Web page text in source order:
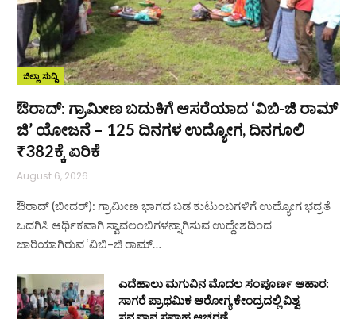
ಜಿಲ್ಲಾ ಸುದ್ದಿ
ಔರಾದ್: ಗ್ರಾಮೀಣ ಬದುಕಿಗೆ ಆಸರೆಯಾದ ‘ವಿಬಿ-ಜಿ ರಾಮ್
ಜಿ’ ಯೋಜನೆ – 125 ದಿನಗಳ ಉದ್ಯೋಗ, ದಿನಗೂಲಿ
₹382ಕ್ಕೆ ಏರಿಕೆ
August 6, 2026
ಔರಾದ್ (ಬೀದರ್): ಗ್ರಾಮೀಣ ಭಾಗದ ಬಡ ಕುಟುಂಬಗಳಿಗೆ ಉದ್ಯೋಗ ಭದ್ರತೆ
ಒದಗಿಸಿ ಆರ್ಥಿಕವಾಗಿ ಸ್ವಾವಲಂಬಿಗಳನ್ನಾಗಿಸುವ ಉದ್ದೇಶದಿಂದ
ಜಾರಿಯಾಗಿರುವ ‘ವಿಬಿ–ಜಿ ರಾಮ್…
ಎದೆಹಾಲು ಮಗುವಿನ ಮೊದಲ ಸಂಪೂರ್ಣ ಆಹಾರ:
ಸಾಗರೆ ಪ್ರಾಥಮಿಕ ಆರೋಗ್ಯ ಕೇಂದ್ರದಲ್ಲಿ ವಿಶ್ವ